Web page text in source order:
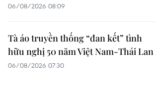
06/08/2026 08:09
Tà áo truyền thống “đan kết” tình
hữu nghị 50 năm Việt Nam-Thái Lan
06/08/2026 07:30